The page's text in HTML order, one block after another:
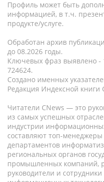
Профиль может быть
информацией, в т.ч.
продукте/услуге.
Обработан архив
до 08.2026 годы.
Ключевых фраз выявлено -
724624.
Создано именных
Редакция Индексной книги
Читатели CNews — это
из самых успешных
индустрии
составляют топ-
департаментов
региональных органов
промышленных компаний,
руководители и